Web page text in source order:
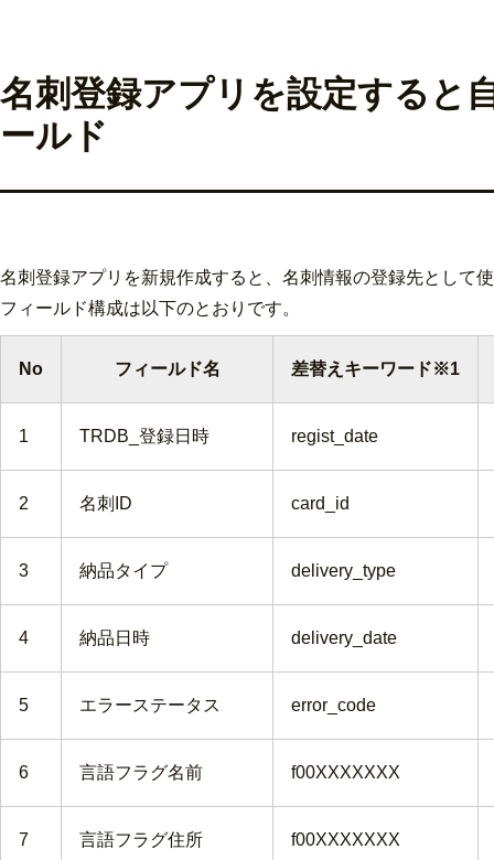
名刺登録アプリを設定すると
ールド
名刺登録アプリを新規作成すると、名刺情報の登録先として
フィールド構成は以下のとおりです。
No フィールド名 差替えキーワード※1
1 TRDB_登録日時 regist_date
2 名刺ID card_id
3 納品タイプ delivery_type
4 納品日時 delivery_date
5 エラーステータス error_code
6 言語フラグ名前 f00XXXXXXX
7 言語フラグ住所 f00XXXXXXX